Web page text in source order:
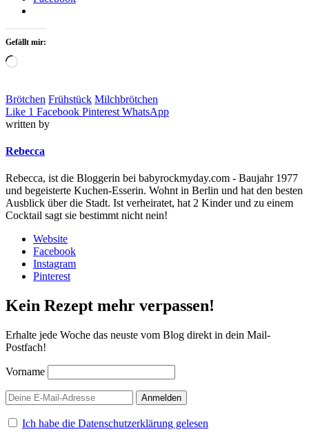
Gefällt mir:
Loading…
Brötchen Frühstück Milchbrötchen
Like 1 Facebook Pinterest WhatsApp
written by
Rebecca
Rebecca, ist die Bloggerin bei babyrockmyday.com - Baujahr 1977
und begeisterte Kuchen-Esserin. Wohnt in Berlin und hat den besten
Ausblick über die Stadt. Ist verheiratet, hat 2 Kinder und zu einem
Cocktail sagt sie bestimmt nicht nein!
Website
Facebook
Instagram
Pinterest
Kein Rezept mehr verpassen!
Erhalte jede Woche das neuste vom Blog direkt in dein Mail-
Postfach!
Vorname
Ich habe die Datenschutzerklärung gelesen